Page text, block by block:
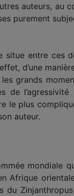
auteurs, au
purement
situe entre ces
d’une
grands
de
le plus
auteur.
mondiale
Afrique